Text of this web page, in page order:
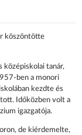
köszöntötte
középiskolai tanár,
ben a monori
kezdte és
Időközben volt a
igazgatója.
de kiérdemelte,